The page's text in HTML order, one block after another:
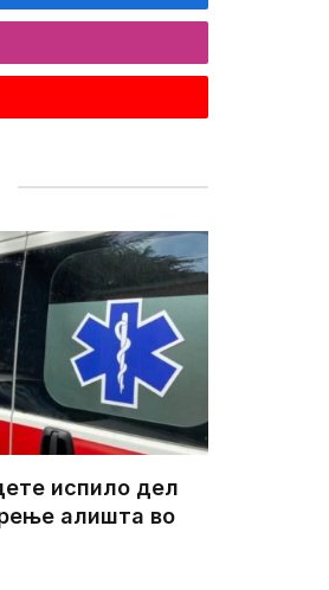
испило дел
алишта во